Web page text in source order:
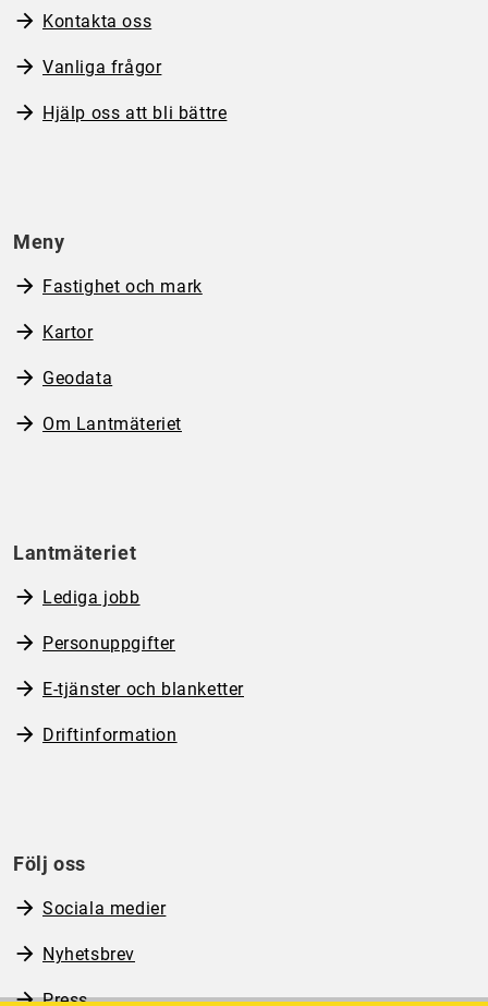
Kontakta oss
Vanliga frågor
Hjälp oss att bli bättre
Meny
Fastighet och mark
Kartor
Geodata
Om Lantmäteriet
Lantmäteriet
Lediga jobb
Personuppgifter
E-tjänster och blanketter
Driftinformation
Följ oss
Sociala medier
Nyhetsbrev
Press